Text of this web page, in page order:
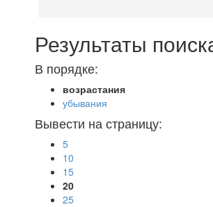
Результаты
В порядке:
возрастания
убывания
Вывести на страницу:
5
10
15
20
25